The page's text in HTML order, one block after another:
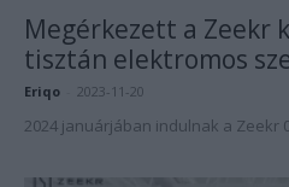
Megérkezett a Zeekr
tisztán elektromos
Eriqo 2023-11-20
2024 januárjában indulnak a Zeekr